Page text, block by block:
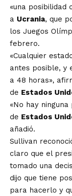
«una posibilidad
a Ucrania, que
los Juegos
febrero.
«Cualquier
antes posible, y
a 48 horas»,
de Estados
«No hay
de Estados
añadió.
Sullivan
claro que el
tomado una
dijo que tiene
para hacerlo y